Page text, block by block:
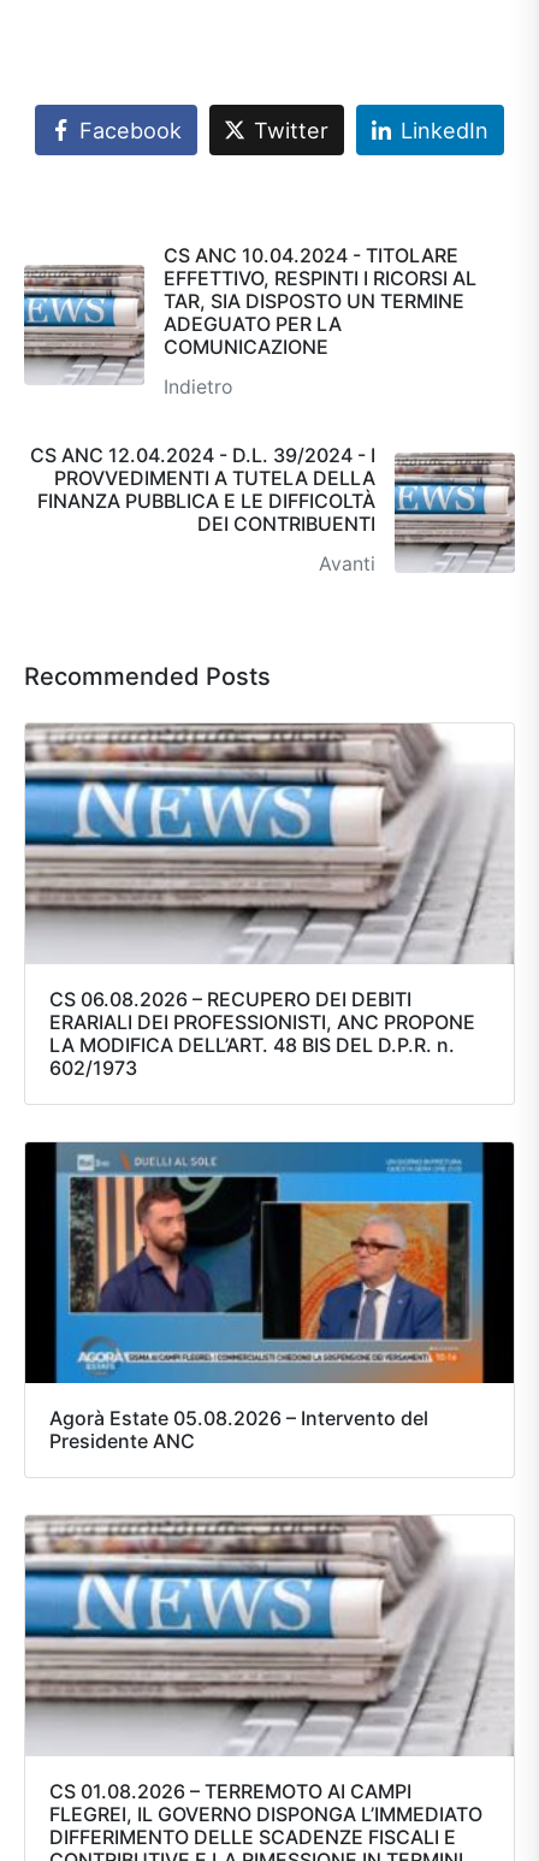
Facebook Twitter LinkedIn
CS ANC 10.04.2024 - TITOLARE
EFFETTIVO, RESPINTI I RICORSI AL
TAR, SIA DISPOSTO UN TERMINE
ADEGUATO PER LA
COMUNICAZIONE
Indietro
CS ANC 12.04.2024 - D.L. 39/2024 - I
PROVVEDIMENTI A TUTELA DELLA
FINANZA PUBBLICA E LE DIFFICOLTÀ
DEI CONTRIBUENTI
Avanti
Recommended Posts
CS 06.08.2026 – RECUPERO DEI DEBITI
ERARIALI DEI PROFESSIONISTI, ANC PROPONE
LA MODIFICA DELL’ART. 48 BIS DEL D.P.R. n.
602/1973
Agorà Estate 05.08.2026 – Intervento del
Presidente ANC
CS 01.08.2026 – TERREMOTO AI CAMPI
FLEGREI, IL GOVERNO DISPONGA L’IMMEDIATO
DIFFERIMENTO DELLE SCADENZE FISCALI E